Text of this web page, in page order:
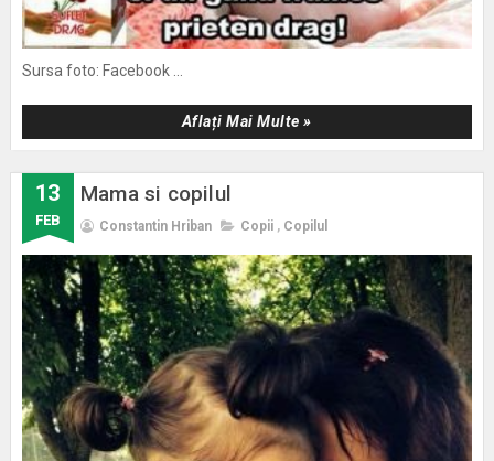
Sursa foto: Facebook ...
Aflați Mai Multe »
13
FEB
Mama si copilul
Constantin Hriban Copii , Copilul